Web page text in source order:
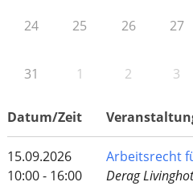
24 25 26 27
31 1 2 3
Datum/Zeit
15.09.2026
10:00 - 16:00
Arbeitsrecht
Derag